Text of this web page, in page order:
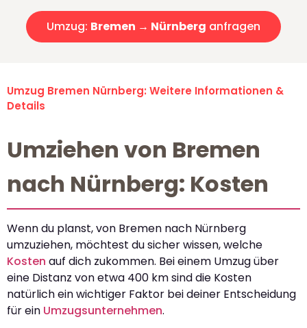
Umzug: Bremen → Nürnberg anfragen
Umzug Bremen Nürnberg: Weitere Informationen &
Details
Umziehen von Bremen
nach Nürnberg: Kosten
Wenn du planst, von Bremen nach Nürnberg
umzuziehen, möchtest du sicher wissen, welche
Kosten auf dich zukommen. Bei einem Umzug über
eine Distanz von etwa 400 km sind die Kosten
natürlich ein wichtiger Faktor bei deiner Entscheidung
für ein Umzugsunternehmen.